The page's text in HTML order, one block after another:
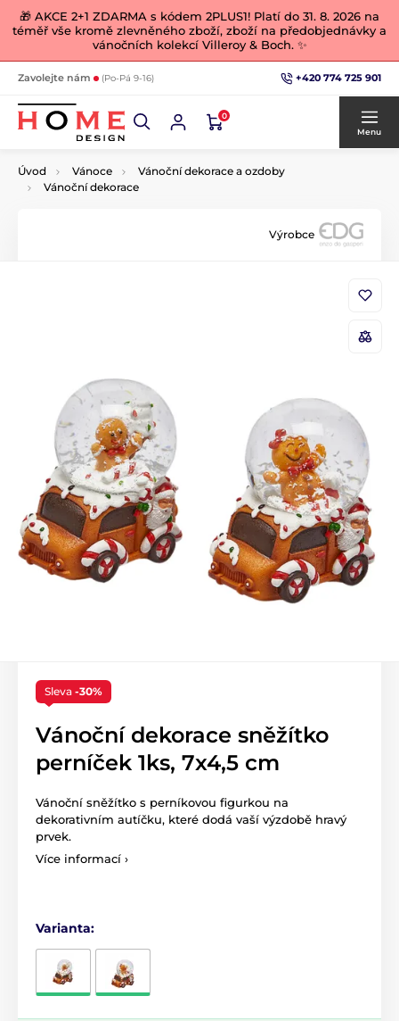
🎁 AKCE 2+1 ZDARMA s kódem 2PLUS1! Platí do 31. 8. 2026 na
téměř vše kromě zlevněného zboží, zboží na předobjednávky a
vánočních kolekcí Villeroy & Boch. ✨
Zavolejte nám (Po-Pá 9-16) +420 774 725 901
0
Menu
Úvod Vánoce
Vánoční dekorace a ozdoby
Vánoční dekorace
Výrobce
Sleva -30%
Vánoční dekorace sněžítko
perníček 1ks, 7x4,5 cm
Vánoční sněžítko s perníkovou figurkou na
dekorativním autíčku, které dodá vaší výzdobě hravý
prvek.
Více informací ›
Varianta: